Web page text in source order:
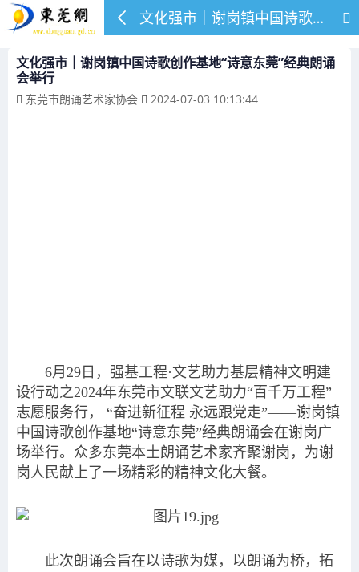
文化强市｜谢岗镇中国诗歌创作基地“诗意东莞”经典朗诵会举行
文化强市｜谢岗镇中国诗歌创作基地“诗意东莞”经典朗诵
会举行
东莞市朗诵艺术家协会 2024-07-03 10:13:44
6月29日，强基工程·文艺助力基层精神文明建
设行动之2024年东莞市文联文艺助力“百千万工程”
志愿服务行， “奋进新征程 永远跟党走”——谢岗镇
中国诗歌创作基地“诗意东莞”经典朗诵会在谢岗广
场举行。众多东莞本土朗诵艺术家齐聚谢岗，为谢
岗人民献上了一场精彩的精神文化大餐。
此次朗诵会旨在以诗歌为媒，以朗诵为桥，拓